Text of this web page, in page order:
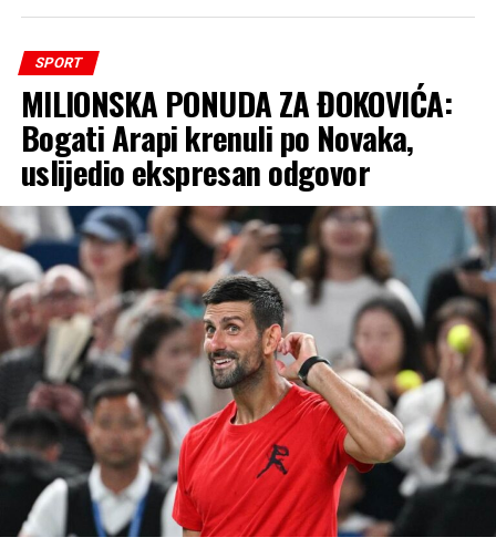
Nezavisne
SPORT
MILIONSKA PONUDA ZA ĐOKOVIĆA:
Bogati Arapi krenuli po Novaka,
uslijedio ekspresan odgovor